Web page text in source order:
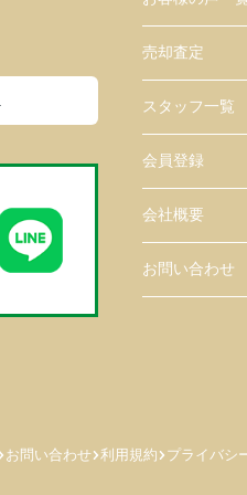
売却査定
スタッフ一覧
会員登録
会社概要
お問い合わせ
お問い合わせ 利用規約 プライバシ